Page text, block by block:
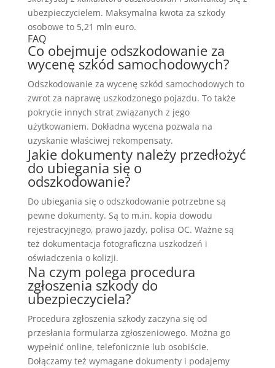
ubezpieczycielem. Maksymalna kwota za szkody
osobowe to 5,21 mln euro.
FAQ
Co obejmuje odszkodowanie za
wycenę szkód samochodowych?
Odszkodowanie za wycenę szkód samochodowych to
zwrot za naprawę uszkodzonego pojazdu. To także
pokrycie innych strat związanych z jego
użytkowaniem. Dokładna wycena pozwala na
uzyskanie właściwej rekompensaty.
Jakie dokumenty należy przedłożyć
do ubiegania się o
odszkodowanie?
Do ubiegania się o odszkodowanie potrzebne są
pewne dokumenty. Są to m.in. kopia dowodu
rejestracyjnego, prawo jazdy, polisa OC. Ważne są
też dokumentacja fotograficzna uszkodzeń i
oświadczenia o kolizji.
Na czym polega procedura
zgłoszenia szkody do
ubezpieczyciela?
Procedura zgłoszenia szkody zaczyna się od
przesłania formularza zgłoszeniowego. Można go
wypełnić online, telefonicznie lub osobiście.
Dołączamy też wymagane dokumenty i podajemy